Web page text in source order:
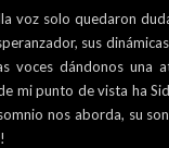
voz solo quedaron
sus
voces dándonos una
mi punto de vista ha
nos aborda, su